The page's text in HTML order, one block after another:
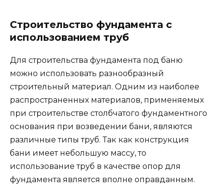
Строительство фундамента с
использованием труб
Для строительства фундамента под баню
можно использовать разнообразный
строительный материал. Одним из наиболее
распространенных материалов, применяемых
при строительстве столбчатого фундаментного
основания при возведении бани, являются
различные типы труб. Так как конструкция
бани имеет небольшую массу, то
использование труб в качестве опор для
фундамента является вполне оправданным.